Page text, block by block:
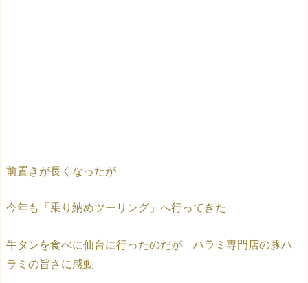
前置きが長くなったが
今年も「乗り納めツーリング」へ行ってきた
牛タンを食べに仙台に行ったのだが ハラミ専門店の豚ハ
ラミの旨さに感動